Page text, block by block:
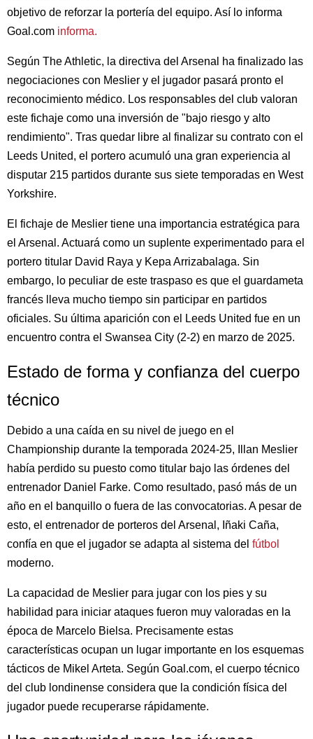
objetivo de reforzar la portería del equipo. Así lo informa
Goal.com informa.
Según The Athletic, la directiva del Arsenal ha finalizado las
negociaciones con Meslier y el jugador pasará pronto el
reconocimiento médico. Los responsables del club valoran
este fichaje como una inversión de "bajo riesgo y alto
rendimiento". Tras quedar libre al finalizar su contrato con el
Leeds United, el portero acumuló una gran experiencia al
disputar 215 partidos durante sus siete temporadas en West
Yorkshire.
El fichaje de Meslier tiene una importancia estratégica para
el Arsenal. Actuará como un suplente experimentado para el
portero titular David Raya y Kepa Arrizabalaga. Sin
embargo, lo peculiar de este traspaso es que el guardameta
francés lleva mucho tiempo sin participar en partidos
oficiales. Su última aparición con el Leeds United fue en un
encuentro contra el Swansea City (2-2) en marzo de 2025.
Estado de forma y confianza del cuerpo
técnico
Debido a una caída en su nivel de juego en el
Championship durante la temporada 2024-25, Illan Meslier
había perdido su puesto como titular bajo las órdenes del
entrenador Daniel Farke. Como resultado, pasó más de un
año en el banquillo o fuera de las convocatorias. A pesar de
esto, el entrenador de porteros del Arsenal, Iñaki Caña,
confía en que el jugador se adapta al sistema del fútbol
moderno.
La capacidad de Meslier para jugar con los pies y su
habilidad para iniciar ataques fueron muy valoradas en la
época de Marcelo Bielsa. Precisamente estas
características ocupan un lugar importante en los esquemas
tácticos de Mikel Arteta. Según Goal.com, el cuerpo técnico
del club londinense considera que la condición física del
jugador puede recuperarse rápidamente.